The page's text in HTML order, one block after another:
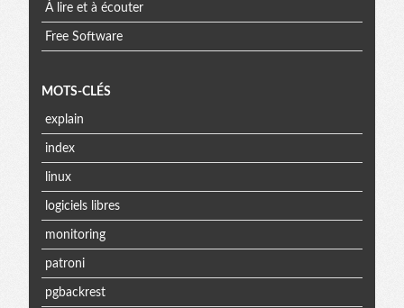
À lire et à écouter
Free Software
MOTS-CLÉS
explain
index
linux
logiciels libres
monitoring
patroni
pgbackrest